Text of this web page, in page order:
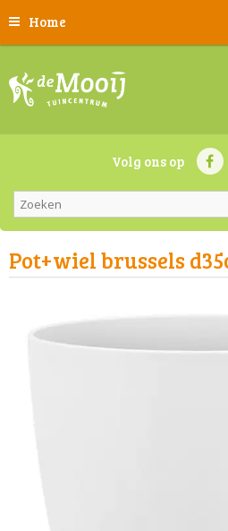
Home
Volg ons op
Pot+wiel brussels